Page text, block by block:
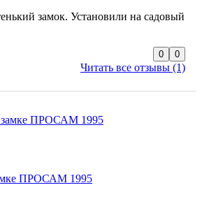
замок. Установили на садовый
Читать все отзывы (1)
0 0
ПРОСАМ 1995